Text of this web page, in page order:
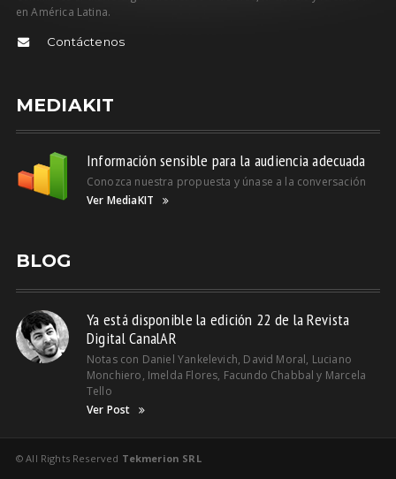
en América Latina.
Contáctenos
MEDIAKIT
Información sensible para la audiencia adecuada
Conozca nuestra propuesta y únase a la conversación
Ver MediaKIT
BLOG
Ya está disponible la edición 22 de la Revista
Digital CanalAR
Notas con Daniel Yankelevich, David Moral, Luciano
Monchiero, Imelda Flores, Facundo Chabbal y Marcela
Tello
Ver Post
© All Rights Reserved Tekmerion SRL